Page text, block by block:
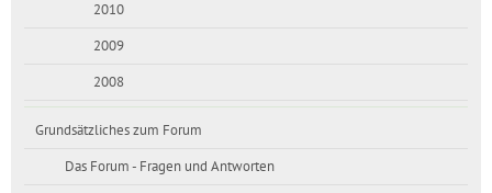
2010
2009
2008
Grundsätzliches zum Forum
Das Forum - Fragen und Antworten